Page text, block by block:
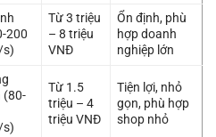
200
s)
Từ 3 triệu
– 8 triệu
VNĐ
Ổn định, phù
hợp doanh
nghiệp lớn
(80-
s)
Từ 1.5
triệu – 4
triệu VNĐ
Tiện lợi, nhỏ
gọn, phù hợp
shop nhỏ